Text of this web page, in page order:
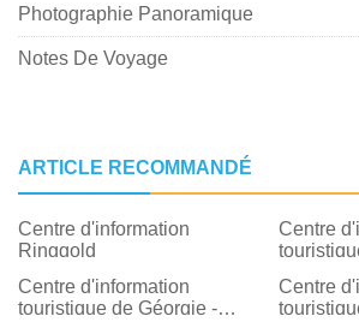
Photographie Panoramique
Notes De Voyage
ARTICLE RECOMMANDÉ
Centre d'information
Ringgold
Centre
Centre d'information
touristique de Géorgie -
Centre